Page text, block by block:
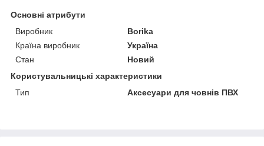
Основні атрибути
Виробник
Borika
Країна виробник
Україна
Стан
Новий
Користувальницькі характеристики
Тип
Аксесуари для човнів ПВХ